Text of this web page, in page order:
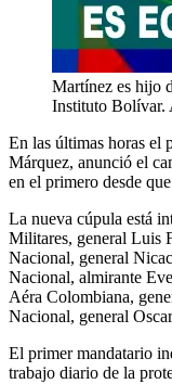
Martínez es hijo
Instituto Bolívar.
En las últimas horas el
Márquez, anunció el
en el primero desde
La nueva cúpula está
Militares, general Luis
Nacional, general
Nacional, almirante
Aéra Colombiana,
Nacional, general
El primer mandatario
trabajo diario de la